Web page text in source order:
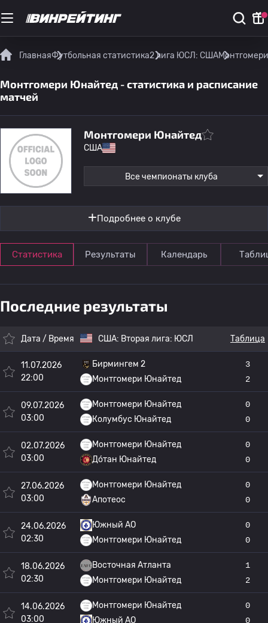
ГлавнаяФутбольная статистика2 лига ЮСЛ: США
Монтгомери Юнайтед - статистика и расписание
матчей
Монтгомери Юнайтед
США
Все чемпионаты клуба
Подробнее о клубе
Статистика Результаты Календарь
Последние результаты
Дата / Время США: Вторая лига: ЮСЛ Таблица
11.07.2026
22:00
Бирмингем 2
Монтгомери Юнайтед
3
2
09.07.2026
03:00
Монтгомери Юнайтед
Колумбус Юнайтед
0
0
02.07.2026
03:00
Монтгомери Юнайтед
До́тан Юнайтед
0
0
27.06.2026
03:00
Монтгомери Юнайтед
Апотеос
0
0
24.06.2026
02:30
Южный АО
Монтгомери Юнайтед
0
0
18.06.2026
02:30
Восточная Атланта
Монтгомери Юнайтед
1
2
14.06.2026
03:00
Монтгомери Юнайтед
Южный АО
0
0